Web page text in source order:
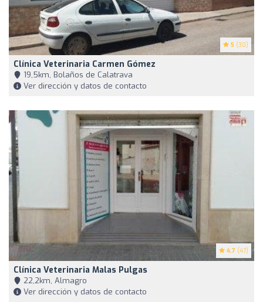
5 (30)
Clínica Veterinaria Carmen Gómez
19,5km, Bolaños de Calatrava
Ver dirección y datos de contacto
4.7 (47)
Clínica Veterinaria Malas Pulgas
22,2km, Almagro
Ver dirección y datos de contacto